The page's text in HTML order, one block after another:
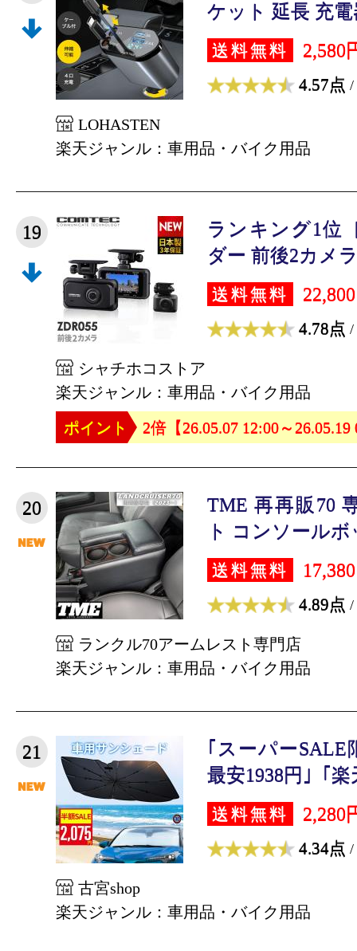
ケット 延長 充電
送料無料 2,580
4.57点 /
LOHASTEN
楽天ジャンル：車用品・バイク用品
19
ランキング1位
ダー 前後2カメ
送料無料
4.78点 /
シャチホコストア
楽天ジャンル：車用品・バイク用品
ポイント
2倍【26.05.07 12:00～26.05.19
20
TME 再再販70
ト コンソール
送料無料
4.89点 /
ランクル70アームレスト専門店
楽天ジャンル：車用品・バイク用品
21
｢スーパー
最安1938円｣「楽
送料無料 2,280
4.34点 /
古宮shop
楽天ジャンル：車用品・バイク用品